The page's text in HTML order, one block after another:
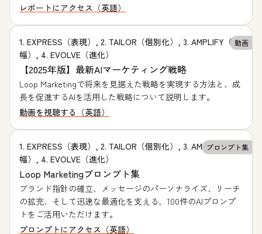
レポートにアクセス（英語）
1. EXPRESS（表現）, 2. TAILOR（個別化）, 3. AMPLIFY（増
幅）, 4. EVOLVE（進化）
動画
【2025年版】最新AIマーケティング戦略
Loop Marketingで将来を見据えた戦略を実現する方法と、成
長を促進するAIを活用した戦略について説明します。
動画を視聴する（英語）
1. EXPRESS（表現）, 2. TAILOR（個別化）, 3. AMPLIFY（増
幅）, 4. EVOLVE（進化）
プロンプト集
Loop Marketingプロンプト集
ブランド指針の確立、メッセージのパーソナライズ、リーチ
の拡充、そして迅速な最適化を支える、100件のAIプロンプ
トをご活用いただけます。
プロンプトにアクセス（英語）